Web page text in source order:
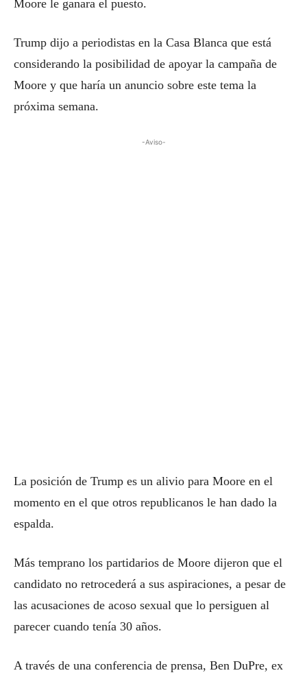
Moore le ganara el puesto.
Trump dijo a periodistas en la Casa Blanca que está
considerando la posibilidad de apoyar la campaña de
Moore y que haría un anuncio sobre este tema la
próxima semana.
-Aviso-
La posición de Trump es un alivio para Moore en el
momento en el que otros republicanos le han dado la
espalda.
Más temprano los partidarios de Moore dijeron que el
candidato no retrocederá a sus aspiraciones, a pesar de
las acusaciones de acoso sexual que lo persiguen al
parecer cuando tenía 30 años.
A través de una conferencia de prensa, Ben DuPre, ex